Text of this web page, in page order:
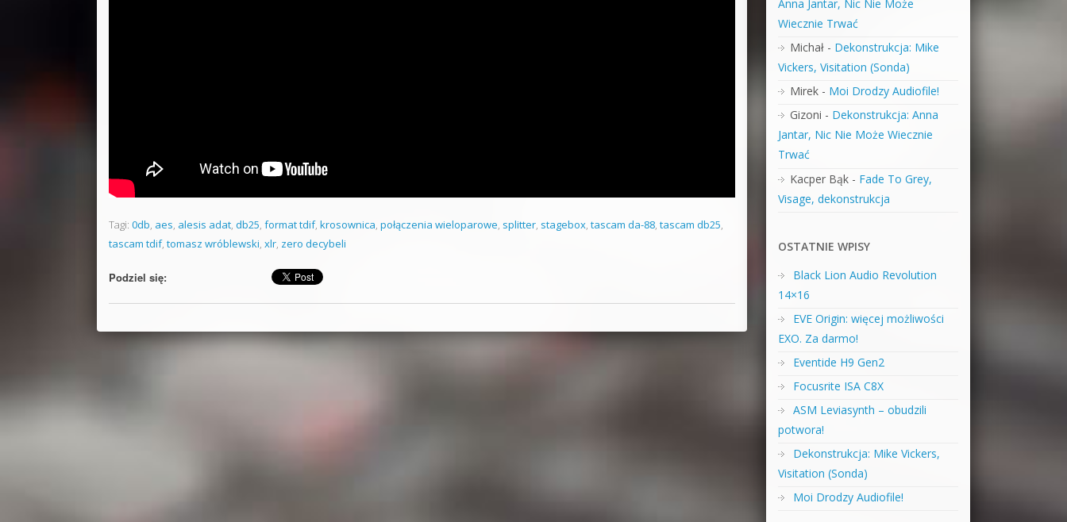
Tagi: 0db, aes, alesis adat, db25, format tdif, krosownica, połączenia wieloparowe, splitter, stagebox, tascam da-88, tascam db25,
tascam tdif, tomasz wróblewski, xlr, zero decybeli
Podziel się:
Anna Jantar, Nic Nie Może
Wiecznie Trwać
Michał- Dekonstrukcja: Mike
Vickers, Visitation (Sonda)
Mirek- Moi Drodzy Audiofile!
Gizoni - Dekonstrukcja: Anna
Jantar, Nic Nie Może Wiecznie
Trwać
Kacper Bąk- Fade To Grey,
Visage, dekonstrukcja
OSTATNIE WPISY
Black Lion Audio Revolution
14×16
EVE Origin: więcej możliwości
EXO. Za darmo!
Eventide H9 Gen2
Focusrite ISA C8X
ASM Leviasynth – obudzili
potwora!
Dekonstrukcja: Mike Vickers,
Visitation (Sonda)
Moi Drodzy Audiofile!